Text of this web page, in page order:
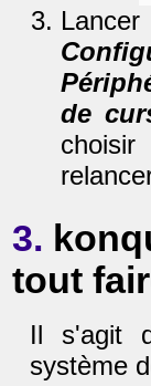
de
3.
tout
Il s'agit
système